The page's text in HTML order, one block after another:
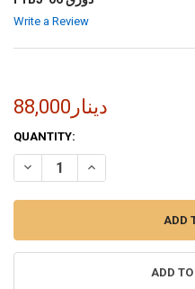
Write a Review
88,000دينار
CURRENT
STOCK:
QUANTITY:
ADD